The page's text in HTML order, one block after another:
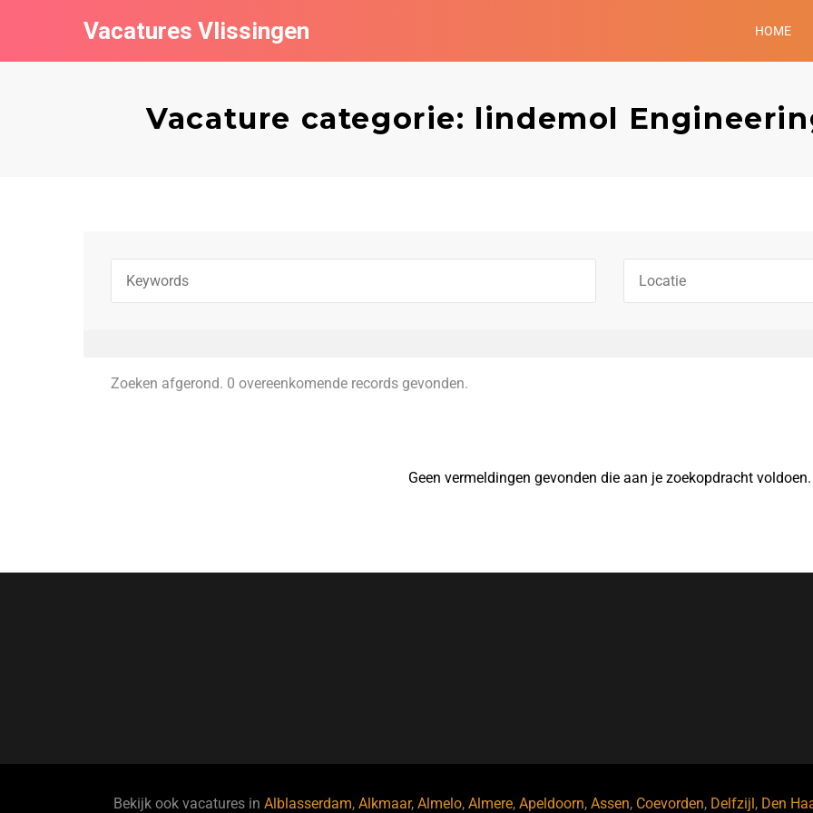
Vacatures Vlissingen HOME
Vacature categorie: lindemol
Zoeken afgerond. 0 overeenkomende records gevonden.
Geen vermeldingen gevonden die aan je zoekopdracht voldoen.
Bekijk ook vacatures in Alblasserdam, Alkmaar, Almelo, Almere, Apeldoorn, Assen, Coevorden, Delfzijl , Den